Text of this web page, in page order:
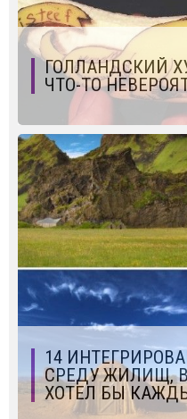
ГОЛЛАНДСКИЙ
ЧТО-ТО
14
СРЕДУ ЖИЛИЩ,
ХОТЕЛ БЫ